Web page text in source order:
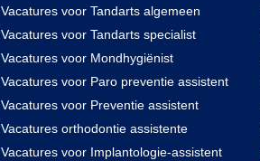
Vacatures voor Tandarts algemeen
Vacatures voor Tandarts specialist
Vacatures voor Mondhygiënist
Vacatures voor Paro preventie assistent
Vacatures voor Preventie assistent
Vacatures orthodontie assistente
Vacatures voor Implantologie-assistent